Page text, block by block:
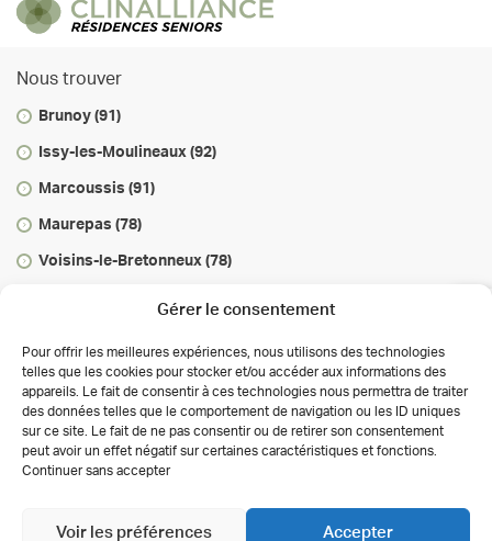
Gérer le consentement
Pour offrir les meilleures expériences, nous utilisons des technologies
telles que les cookies pour stocker et/ou accéder aux informations des
appareils. Le fait de consentir à ces technologies nous permettra de traiter
des données telles que le comportement de navigation ou les ID uniques
sur ce site. Le fait de ne pas consentir ou de retirer son consentement
peut avoir un effet négatif sur certaines caractéristiques et fonctions.
Continuer sans accepter
Accepter
Voir les préférences
Nous trouver
Brunoy (91)
Issy-les-Moulineaux (92)
Marcoussis (91)
Maurepas (78)
Voisins-le-Bretonneux (78)
Infos & conseils
Actualités
Autorisations des activités de soins
Déclaration de confidentialité (UE)
Conditions générales
Antipodes Médical